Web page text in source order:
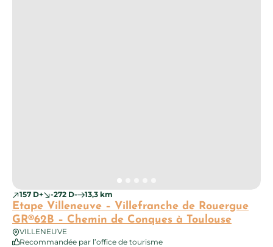
157 D+ -272 D- 13,3 km
Etape Villeneuve – Villefranche de Rouergue
GR®62B – Chemin de Conques à Toulouse
VILLENEUVE
Recommandée par l’office de tourisme